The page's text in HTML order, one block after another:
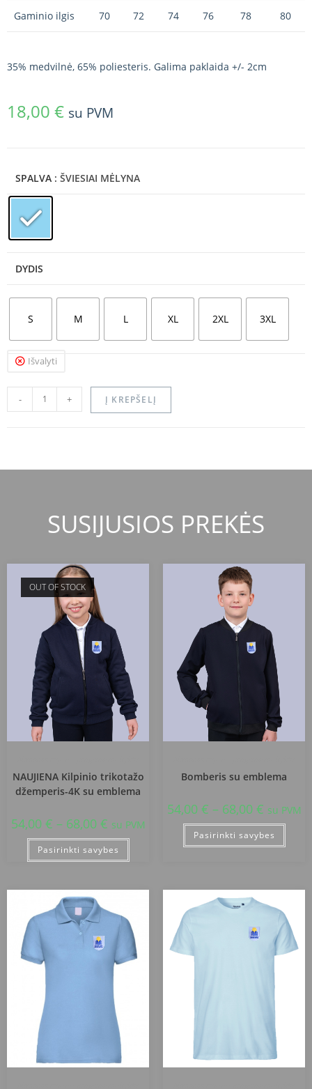
Gaminio ilgis 70 72 74 76 78 80
35% medvilnė, 65% poliesteris. Galima paklaida +/- 2cm
18,00 € su PVM
SPALVA : ŠVIESIAI MĖLYNA
DYDIS
S M L XL 2XL 3XL
Išvalyti
- + Į KREPŠELĮ
SUSIJUSIOS PREKĖS
OUT OF STOCK
NAUJIENA Kilpinio trikotažo
džemperis-4K su emblema
54,00 € – 68,00 € su PVM
Pasirinkti savybes
Bomberis su emblema
54,00 € – 68,00 € su PVM
Pasirinkti savybes